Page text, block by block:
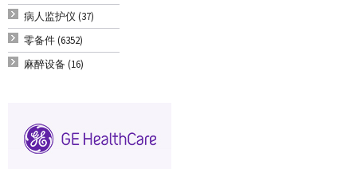
病人监护仪 (37)
零备件 (6352)
麻醉设备 (16)